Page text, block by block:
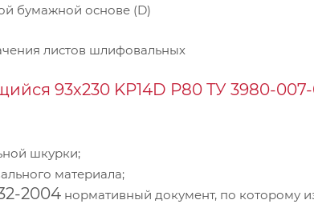
бумажной основе (D)
листов шлифовальных
93х230 KP14D Р80 ТУ 3980-
шкурки;
материала;
2004 нормативный документ, по которому